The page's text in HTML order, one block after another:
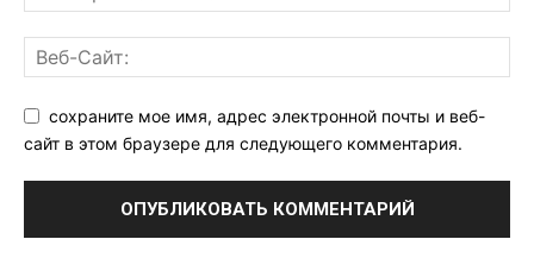
сохраните мое имя, адрес электронной почты и веб-
сайт в этом браузере для следующего комментария.